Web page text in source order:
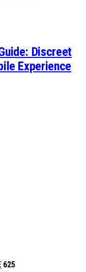
Discreet
Experience
625